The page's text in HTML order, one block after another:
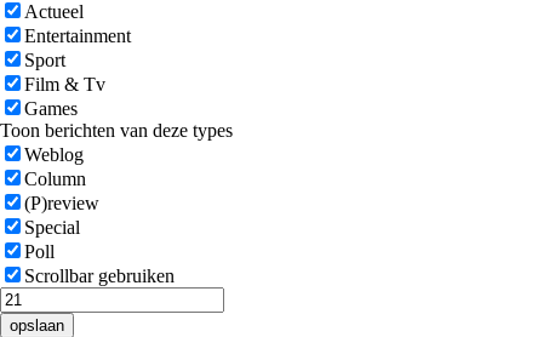
Actueel
Entertainment
Sport
Film & Tv
Games
Toon berichten van deze types
Weblog
Column
(P)review
Special
Poll
Scrollbar gebruiken
opslaan